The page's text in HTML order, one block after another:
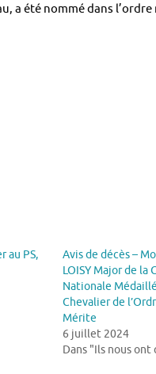
a été nommé dans
au PS,
Avis de décès –
LOISY Major de la
Nationale
Chevalier de
Mérite
6 juillet 2024
Dans "Ils nous